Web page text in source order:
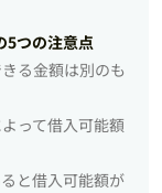
5つの注意点
る金額は別のも
って借入可能額
と借入可能額が